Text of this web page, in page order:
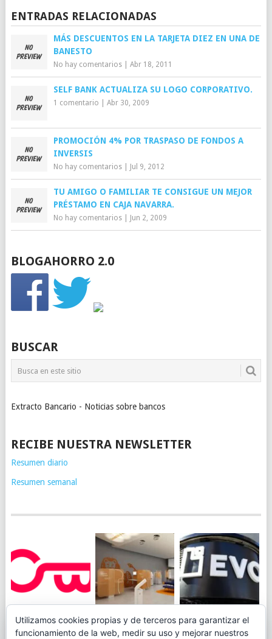
ENTRADAS RELACIONADAS
MÁS DESCUENTOS EN LA TARJETA DIEZ EN UNA DE
BANESTO
No hay comentarios| Abr 18, 2011
SELF BANK ACTUALIZA SU LOGO CORPORATIVO.
1 comentario Abr 30, 2009
PROMOCIÓN 4% POR TRASPASO DE FONDOS A
INVERSIS
No hay comentarios| Jul 9, 2012
TU AMIGO O FAMILIAR TE CONSIGUE UN MEJOR
PRÉSTAMO EN CAJA NAVARRA.
No hay comentarios| Jun 2, 2009
BLOGAHORRO 2.0
BUSCAR
Extracto Bancario - Noticias sobre bancos
RECIBE NUESTRA NEWSLETTER
Resumen diario
Resumen semanal
JUEGA AL
CANICÓDROMO
ING TOCA SUELO EN
LA RENTABILIDAD
EVO BANK
PERMITIRÁ
Utilizamos cookies propias y de terceros para garantizar el
funcionamiento de la web, medir su uso y mejorar nuestros